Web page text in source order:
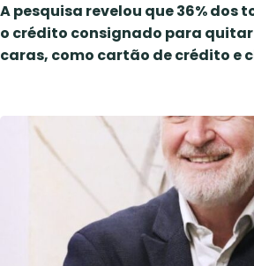
A pesquisa revelou que 36% dos
o crédito consignado para
caras, como cartão de crédito e